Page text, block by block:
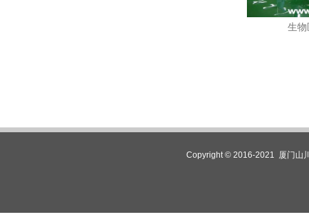
生物
Copyright © 2016-2021 厦门山